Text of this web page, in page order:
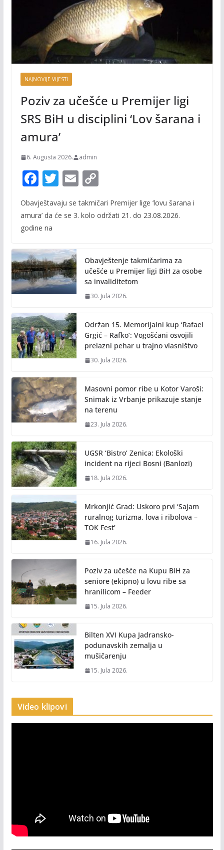
NAJNOVIJE VIJESTI
Poziv za učešće u Premijer ligi
SRS BiH u disciplini ‘Lov šarana i
amura’
6. Augusta 2026. admin
F
ac
e
b
o
k
T
itt
E
m
ai
C
o
p
n
k
Obavještavaju se takmičari Premijer lige ‘lovu šarana i
amura’ da će se 3. kolo održati 21. do 23.08.2026.
godine na
Obavještenje takmičarima za
učešće u Premijer ligi BiH za osobe
sa invaliditetom
30. Jula 2026.
Održan 15. Memorijalni kup ‘Rafael
Grgić – Rafko’: Vogošćani osvojili
prelazni pehar u trajno vlasništvo
30. Jula 2026.
Masovni pomor ribe u Kotor Varoši:
Snimak iz Vrbanje prikazuje stanje
na terenu
23. Jula 2026.
UGSR ‘Bistro’ Zenica: Ekološki
incident na rijeci Bosni (Banlozi)
18. Jula 2026.
Mrkonjić Grad: Uskoro prvi ‘Sajam
ruralnog turizma, lova i ribolova –
TOK Fest’
16. Jula 2026.
Poziv za učešće na Kupu BiH za
seniore (ekipno) u lovu ribe sa
hranilicom – Feeder
15. Jula 2026.
Bilten XVI Kupa Jadransko-
podunavskih zemalja u
mušičarenju
15. Jula 2026.
Video klipovi